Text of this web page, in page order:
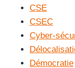
CSE
CSEC
Cyber-
Démocratie